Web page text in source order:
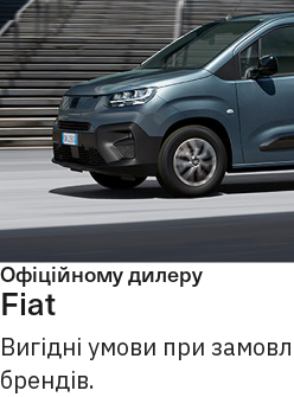
Офіційному дилеру
Fiat
Вигідні умови при
брендів.